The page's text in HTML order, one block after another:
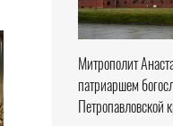
Митрополит
патриаршем
Петропавловской